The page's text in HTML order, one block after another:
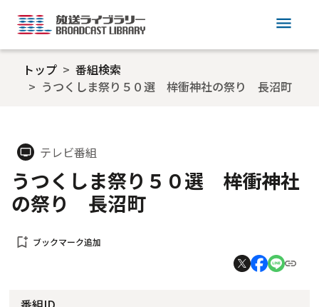
menu
トップ
番組検索
うつくしま祭り５０選 桙衝神社の祭り 長沼町
tv テレビ番組
うつくしま祭り５０選 桙衝神社
の祭り 長沼町
bookmark_add ブックマーク追加